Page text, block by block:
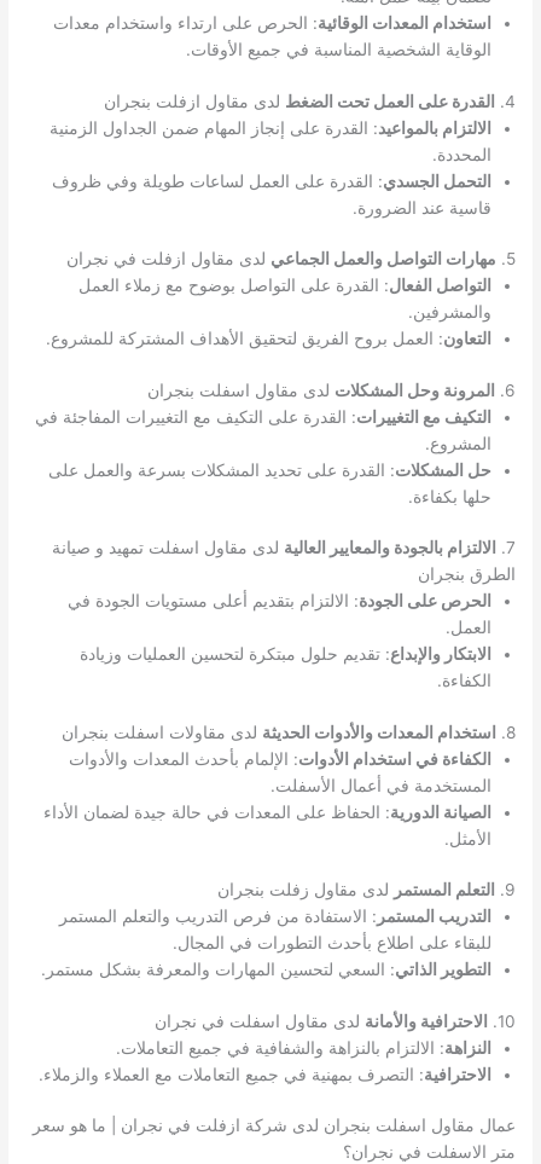
استخدام المعدات الوقائية: الحرص على ارتداء واستخدام معدات
الوقاية الشخصية المناسبة في جميع الأوقات.
4. القدرة على العمل تحت الضغط لدى مقاول ازفلت بنجران
الالتزام بالمواعيد: القدرة على إنجاز المهام ضمن الجداول الزمنية
المحددة.
التحمل الجسدي: القدرة على العمل لساعات طويلة وفي ظروف
قاسية عند الضرورة.
5. مهارات التواصل والعمل الجماعي لدى مقاول ازفلت في نجران
التواصل الفعال: القدرة على التواصل بوضوح مع زملاء العمل
والمشرفين.
التعاون: العمل بروح الفريق لتحقيق الأهداف المشتركة للمشروع.
6. المرونة وحل المشكلات لدى مقاول اسفلت بنجران
التكيف مع التغييرات: القدرة على التكيف مع التغييرات المفاجئة في
المشروع.
حل المشكلات: القدرة على تحديد المشكلات بسرعة والعمل على
حلها بكفاءة.
7. الالتزام بالجودة والمعايير العالية لدى مقاول اسفلت تمهيد و صيانة
الطرق بنجران
الحرص على الجودة: الالتزام بتقديم أعلى مستويات الجودة في
العمل.
الابتكار والإبداع: تقديم حلول مبتكرة لتحسين العمليات وزيادة
الكفاءة.
8. استخدام المعدات والأدوات الحديثة لدى مقاولات اسفلت بنجران
الكفاءة في استخدام الأدوات: الإلمام بأحدث المعدات والأدوات
المستخدمة في أعمال الأسفلت.
الصيانة الدورية: الحفاظ على المعدات في حالة جيدة لضمان الأداء
الأمثل.
9. التعلم المستمر لدى مقاول زفلت بنجران
التدريب المستمر : الاستفادة من فرص التدريب والتعلم المستمر
للبقاء على اطلاع بأحدث التطورات في المجال.
التطوير الذاتي: السعي لتحسين المهارات والمعرفة بشكل مستمر.
10. الاحترافية والأمانة لدى مقاول اسفلت في نجران
النزاهة: الالتزام بالنزاهة والشفافية في جميع التعاملات.
الاحترافية: التصرف بمهنية في جميع التعاملات مع العملاء والزملاء.
عمال مقاول اسفلت بنجران لدى شركة ازفلت في نجران | ما هو سعر
متر الاسفلت في نجران؟